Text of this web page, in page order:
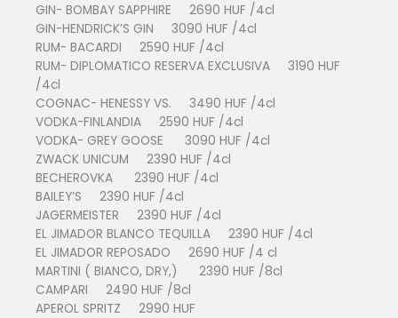
GIN- BOMBAY SAPPHIRE 2690 HUF /4cl
GIN-HENDRICK’S GIN 3090 HUF /4cl
RUM- BACARDI 2590 HUF /4cl
RUM- DIPLOMATICO RESERVA EXCLUSIVA 3190 HUF
/4cl
COGNAC- HENESSY VS. 3490 HUF /4cl
VODKA-FINLANDIA 2590 HUF /4cl
VODKA- GREY GOOSE 3090 HUF /4cl
ZWACK UNICUM 2390 HUF /4cl
BECHEROVKA 2390 HUF /4cl
BAILEY’S 2390 HUF /4cl
JAGERMEISTER 2390 HUF /4cl
EL JIMADOR BLANCO TEQUILLA 2390 HUF /4cl
EL JIMADOR REPOSADO 2690 HUF /4 cl
MARTINI ( BIANCO, DRY,) 2390 HUF /8cl
CAMPARI 2490 HUF /8cl
APEROL SPRITZ 2990 HUF